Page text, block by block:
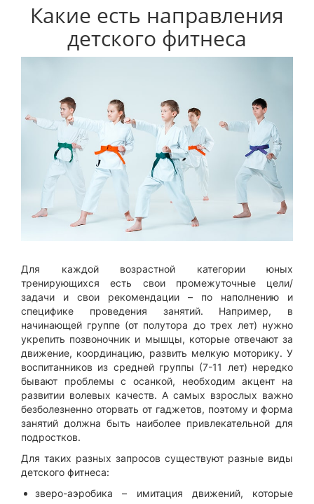
Какие есть направления
детского фитнеса
Для каждой возрастной категории юных
тренирующихся есть свои промежуточные цели/
задачи и свои рекомендации – по наполнению и
специфике проведения занятий. Например, в
начинающей группе (от полутора до трех лет) нужно
укрепить позвоночник и мышцы, которые отвечают за
движение, координацию, развить мелкую моторику. У
воспитанников из средней группы (7-11 лет) нередко
бывают проблемы с осанкой, необходим акцент на
развитии волевых качеств. А самых взрослых важно
безболезненно оторвать от гаджетов, поэтому и форма
занятий должна быть наиболее привлекательной для
подростков.
Для таких разных запросов существуют разные виды
детского фитнеса:
зверо-аэробика – имитация движений, которые